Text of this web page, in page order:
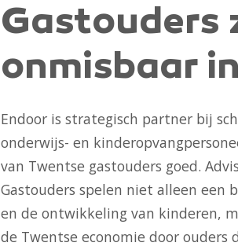
Gastouders
onmisbaar
Endoor is strategisch partner bij
onderwijs- en
van Twentse gastouders goed.
Gastouders spelen niet alleen een
en de ontwikkeling van kinderen,
de Twentse economie door ouders